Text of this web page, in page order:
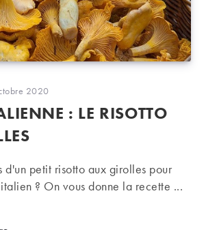
:
2020
: LE RISOTTO
d'un petit risotto aux girolles pour
? On vous donne la recette ...